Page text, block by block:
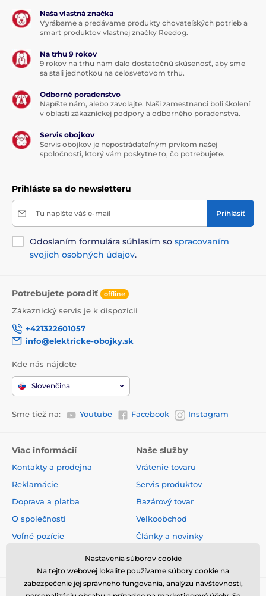
Naša vlastná značka
Vyrábame a predávame produkty chovateľských potrieb a
smart produktov vlastnej značky Reedog.
Na trhu 9 rokov
9 rokov na trhu nám dalo dostatočnú skúsenosť, aby sme
sa stali jednotkou na celosvetovom trhu.
Odborné poradenstvo
Napíšte nám, alebo zavolajte. Naši zamestnanci boli školení
v oblasti zákazníckej podpory a odborného poradenstva.
Servis obojkov
Servis obojkov je nepostrádateľným prvkom našej
spoločnosti, ktorý vám poskytne to, čo potrebujete.
Prihláste sa do newsletteru
Tu napíšte váš e-mail Prihlásiť
Odoslaním formulára súhlasím so spracovaním
svojich osobných údajov.
Potrebujete poradiť offline
Zákaznický servis je k dispozícii
+421322601057
info@elektricke-obojky.sk
Kde nás nájdete
Slovenčina
Sme tiež na: Youtube Facebook Instagram
Viac informácií
Kontakty a prodejna
Reklamácie
Doprava a platba
O společnosti
Voľné pozície
Naše služby
Vrátenie tovaru
Servis produktov
Bazárový tovar
Velkoobchod
Články a novinky
Nastavenia súborov cookie
Na tejto webovej lokalite používame súbory cookie na
zabezpečenie jej správneho fungovania, analýzu návštevnosti,